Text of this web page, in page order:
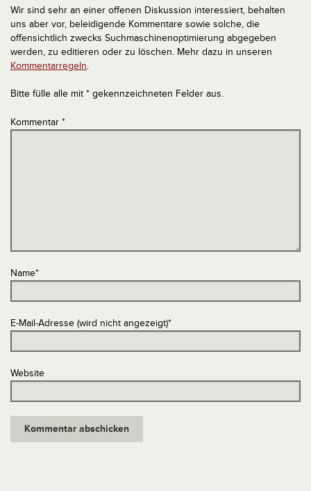
Wir sind sehr an einer offenen Diskussion interessiert, behalten
uns aber vor, beleidigende Kommentare sowie solche, die
offensichtlich zwecks Suchmaschinenoptimierung abgegeben
werden, zu editieren oder zu löschen. Mehr dazu in unseren
Kommentarregeln.
Bitte fülle alle mit * gekennzeichneten Felder aus.
Kommentar *
Name*
E-Mail-Adresse (wird nicht angezeigt)*
Website